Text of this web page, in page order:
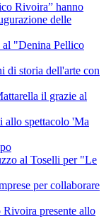
Rivoira” hanno
delle
al "Denina Pellico
di storia dell'arte con
il grazie al
allo spettacolo 'Ma
al Toselli per "Le
per collaborare
presente allo